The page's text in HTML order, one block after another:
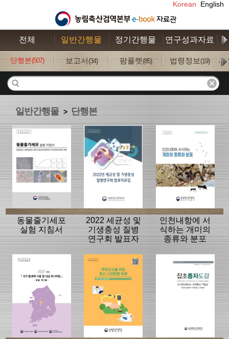
Korean English
전체 일반간행물 정기간행물 연구성과자료
단행본(507) 보고서 (34) 팜플렛 (85) 법령정보(19) 사
일반간행물 > 단행본
동물줄기세포
실험 지침서
2022 세균성 및
기생충성 질병
연구회 발표자
인천내항에 서
식하는 개미의
종류와 분포